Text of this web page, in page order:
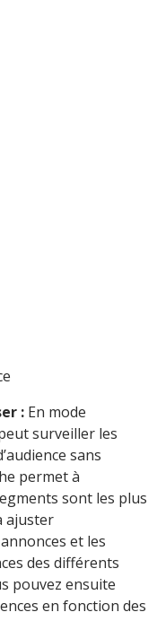
: En mode
surveiller les
sans
permet à
sont les plus
ajuster
et les
des différents
pouvez ensuite
en fonction des